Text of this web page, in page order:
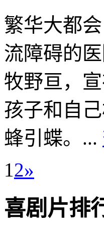
繁华大都
流障碍的
牧野亘，
孩子和自
蜂引蝶。...
1 2»
喜剧片排